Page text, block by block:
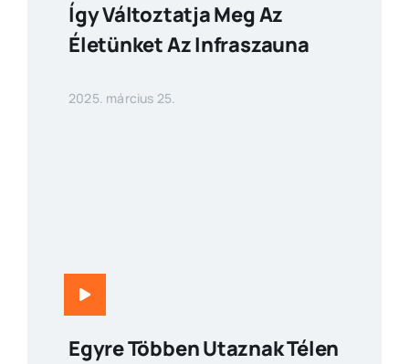
Így Változtatja Meg Az
Életünket Az Infraszauna
2025. március 25.
Egyre Többen Utaznak Télen